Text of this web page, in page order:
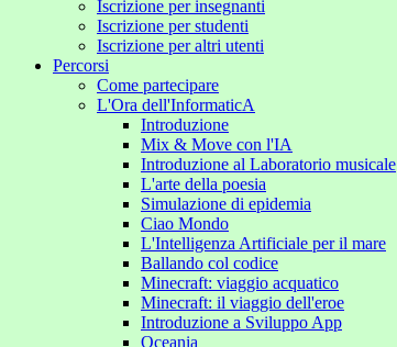
Iscrizione per insegnanti
Iscrizione per studenti
Iscrizione per altri utenti
Percorsi
Come partecipare
L'Ora dell'InformaticA
Introduzione
Mix & Move con l'IA
Introduzione al Laboratorio musicale
L'arte della poesia
Simulazione di epidemia
Ciao Mondo
L'Intelligenza Artificiale per il mare
Ballando col codice
Minecraft: viaggio acquatico
Minecraft: il viaggio dell'eroe
Introduzione a Sviluppo App
Oceania